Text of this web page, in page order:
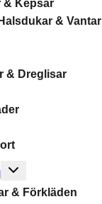
& Kepsar
& Vantar
& Dreglisar
Toggle
menu
& Förkläden